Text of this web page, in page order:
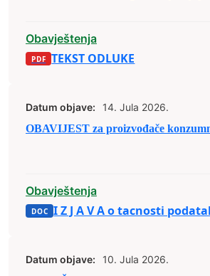
područja Grada Zenica za predaju
projekata u sklopu raspodjele
Obavještenja
TEKST ODLUKE
Datum objave:
14. Jula 2026.
OBAVIJEST za proizvođače
Obavještenja
I Z J A V A o tacnosti
Datum objave:
10. Jula 2026.